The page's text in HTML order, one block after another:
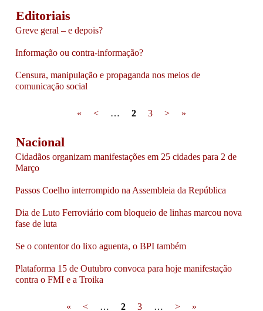
Editoriais
Greve geral – e depois?
Informação ou contra-informação?
Censura, manipulação e propaganda nos meios de
comunicação social
« < … 2 3 > »
Nacional
Cidadãos organizam manifestações em 25 cidades para 2 de
Março
Passos Coelho interrompido na Assembleia da República
Dia de Luto Ferroviário com bloqueio de linhas marcou nova
fase de luta
Se o contentor do lixo aguenta, o BPI também
Plataforma 15 de Outubro convoca para hoje manifestação
contra o FMI e a Troika
« < … 2 3 … > »